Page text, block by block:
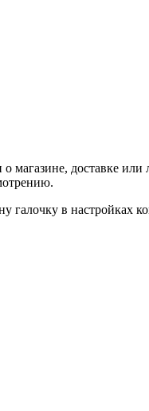
магазине, доставке
галочку в настройках